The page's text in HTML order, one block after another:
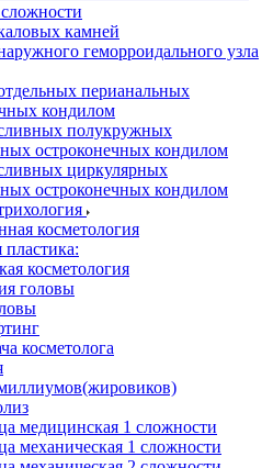
камней
геморроидального узла
перианальных
кондилом
полукружных
остроконечных кондилом
циркулярных
остроконечных кондилом
косметология
косметология
головы
косметолога
медицинская 1 сложности
механическая 1 сложности